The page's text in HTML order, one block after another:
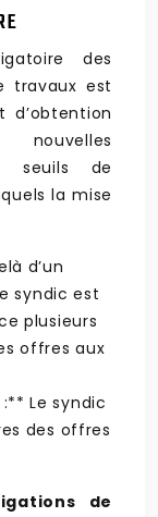
des
travaux est
seuils de
la mise
d’un
syndic est
plusieurs
offres aux
Le syndic
des offres
de